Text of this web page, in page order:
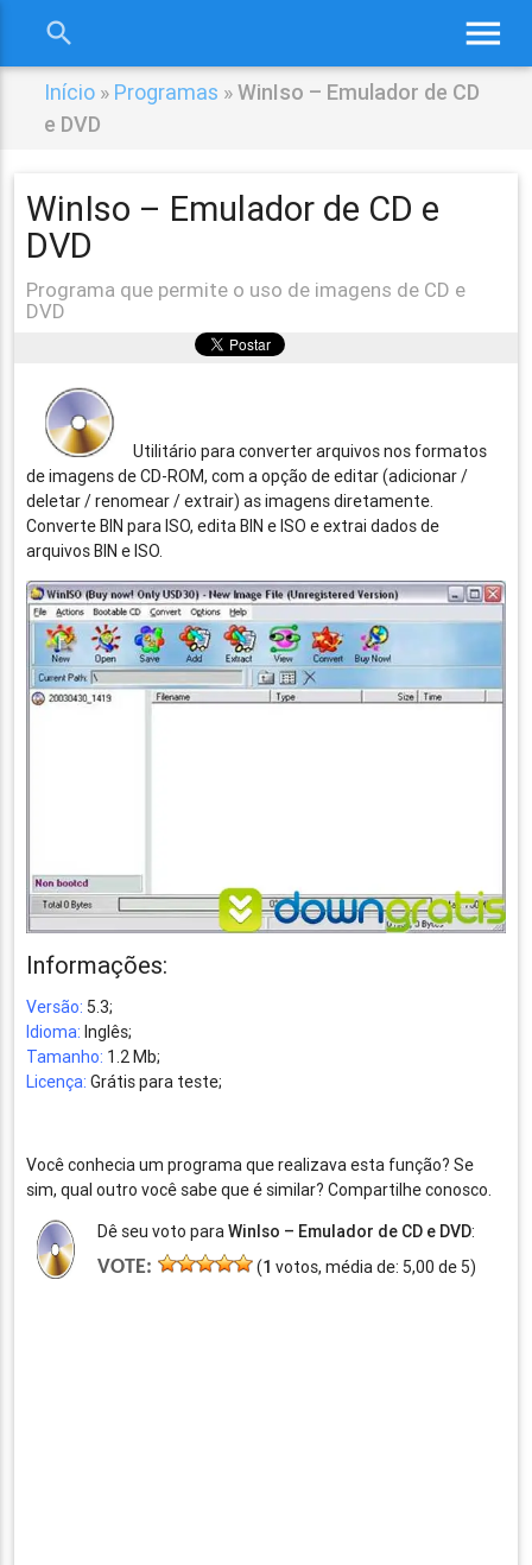
menu
search
Início » Programas »WinIso – Emulador de CD
e DVD
WinIso – Emulador de CD e
DVD
Programa que permite o uso de imagens de CD e
DVD
Utilitário para converter arquivos nos formatos
de imagens de CD-ROM, com a opção de editar (adicionar /
deletar / renomear / extrair) as imagens diretamente.
Converte BIN para ISO, edita BIN e ISO e extrai dados de
arquivos BIN e ISO.
Informações:
Versão: 5.3;
Idioma: Inglês;
Tamanho: 1.2 Mb;
Licença: Grátis para teste;
Você conhecia um programa que realizava esta função? Se
sim, qual outro você sabe que é similar? Compartilhe conosco.
Dê seu voto paraWinIso – Emulador de CD e DVD:
VOTE: (1 votos, média de: 5,00 de 5)